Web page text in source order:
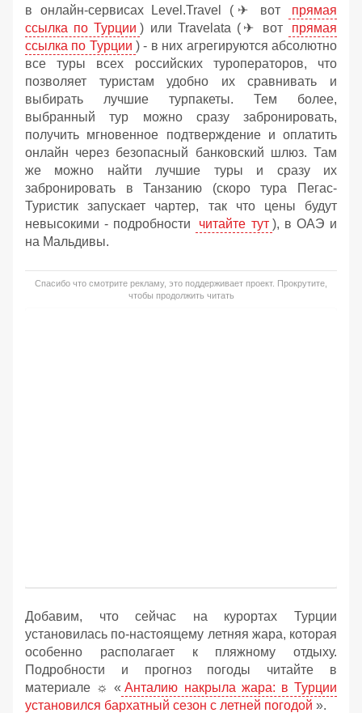
в онлайн-сервисах Level.Travel (✈ вот
прямая
ссылка по Турции ) или Travelata (✈ вот
прямая
ссылка по Турции ) - в них агрегируются абсолютно
все туры всех российских туроператоров, что
позволяет туристам удобно их сравнивать и
выбирать лучшие турпакеты. Тем более,
выбранный тур можно сразу забронировать,
получить мгновенное подтверждение и оплатить
онлайн через безопасный банковский шлюз. Там
же можно найти лучшие туры и сразу их
забронировать в Танзанию (скоро тура Пегас-
Туристик запускает чартер, так что цены будут
невысокими - подробности
читайте тут ), в ОАЭ и
на Мальдивы.
Спасибо что смотрите рекламу, это поддерживает проект. Прокрутите,
чтобы продолжить читать
Добавим, что сейчас на курортах Турции
установилась по-настоящему летняя жара, которая
особенно располагает к пляжному отдыху.
Подробности и прогноз погоды читайте в
материале ☼ « Анталию накрыла жара: в Турции
установился бархатный сезон с летней погодой ».